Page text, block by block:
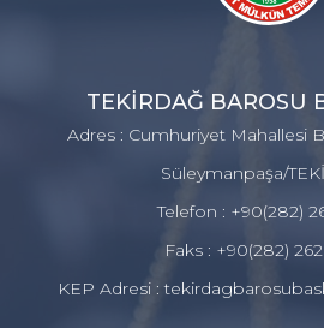
TEKİRDAĞ BAROSU
Adres : Cumhuriyet Mahallesi
Süleymanpaşa/
Telefon : +90(282)
Faks : +90(282)
KEP Adresi :